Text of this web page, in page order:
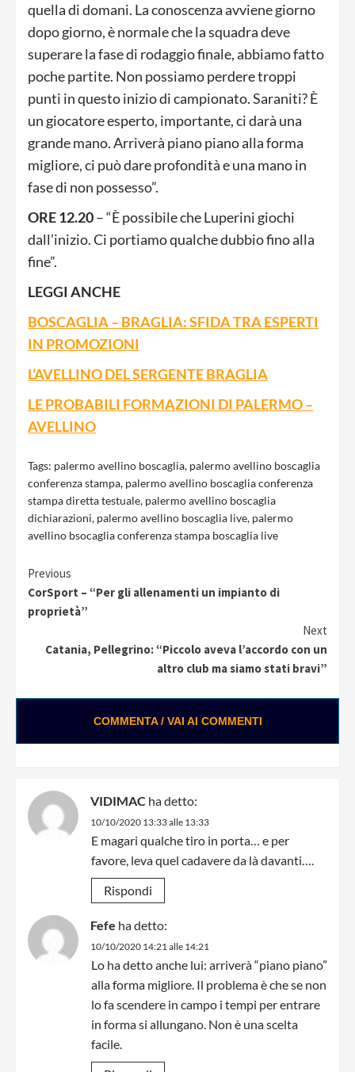
quella di domani. La conoscenza avviene giorno
dopo giorno, è normale che la squadra deve
superare la fase di rodaggio finale, abbiamo fatto
poche partite. Non possiamo perdere troppi
punti in questo inizio di campionato. Saraniti? È
un giocatore esperto, importante, ci darà una
grande mano. Arriverà piano piano alla forma
migliore, ci può dare profondità e una mano in
fase di non possesso”.
ORE 12.20– “È possibile che Luperini giochi
dall’inizio. Ci portiamo qualche dubbio fino alla
fine”.
LEGGI ANCHE
BOSCAGLIA – BRAGLIA: SFIDA TRA ESPERTI
IN PROMOZIONI
L’AVELLINO DEL SERGENTE BRAGLIA
LE PROBABILI FORMAZIONI DI PALERMO –
AVELLINO
Tags: palermo avellino boscaglia, palermo avellino boscaglia
conferenza stampa, palermo avellino boscaglia conferenza
stampa diretta testuale, palermo avellino boscaglia
dichiarazioni, palermo avellino boscaglia live, palermo
avellino bsocaglia conferenza stampa boscaglia live
Continue
Reading
Previous
CorSport – “Per gli allenamenti un impianto di
proprietà”
Next
Catania, Pellegrino: “Piccolo aveva l’accordo con un
altro club ma siamo stati bravi”
COMMENTA / VAI AI COMMENTI
VIDIMAC ha detto:
10/10/2020 13:33 alle 13:33
E magari qualche tiro in porta… e per
favore, leva quel cadavere da là davanti….
Rispondi
Fefe ha detto:
10/10/2020 14:21 alle 14:21
Lo ha detto anche lui: arriverà “piano piano”
alla forma migliore. Il problema è che se non
lo fa scendere in campo i tempi per entrare
in forma si allungano. Non è una scelta
facile.